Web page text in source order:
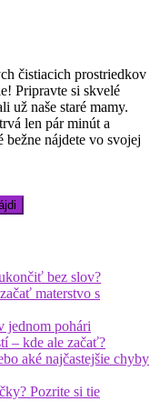
čistiacich prostriedkov
Pripravte si skvelé
už naše staré mamy.
len pár minút a
nájdete vo svojej
bez slov?
materstvo s
jednom pohári
– kde ale začať?
aké najčastejšie chyby
Pozrite si tie